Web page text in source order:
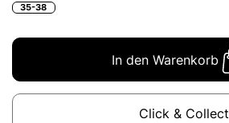
35-38
In den Warenkorb
Click & Collect